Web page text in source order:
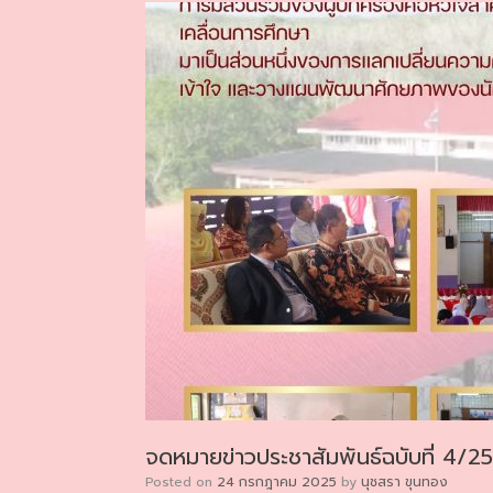
จดหมายข่าวประชาสัมพันธ์ฉบับที่ 4/
Posted on 24 กรกฎาคม 2025 by นุชสรา ขุนทอง